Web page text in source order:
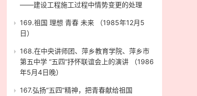
——建设工程施工过程中情势变更的处理
169.祖国 理想 青春 未来 （1985年12月5
日）
168.在中央讲师团、萍乡教育学院、萍乡市
第五中学 “五四”抒怀联谊会上的演讲 （1986
年5月4日晚）
167.弘扬“五四”精神，把青春献给祖国